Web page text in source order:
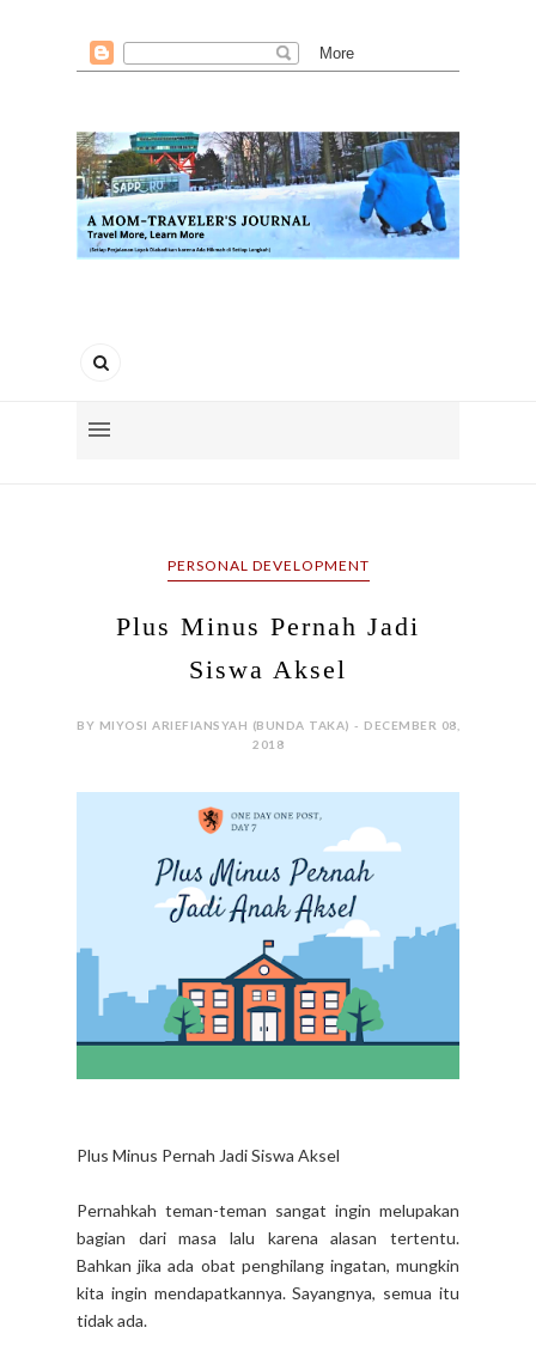
PERSONAL DEVELOPMENT
Plus Minus Pernah Jadi
Siswa Aksel
BY MIYOSI ARIEFIANSYAH (BUNDA TAKA) - DECEMBER 08,
2018
Plus Minus Pernah Jadi Siswa Aksel
Pernahkah teman-teman sangat ingin melupakan
bagian dari masa lalu karena alasan tertentu.
Bahkan jika ada obat penghilang ingatan, mungkin
kita ingin mendapatkannya. Sayangnya, semua itu
tidak ada.